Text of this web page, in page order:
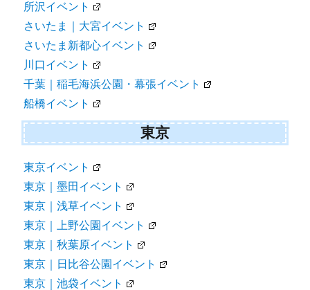
所沢イベント
さいたま｜大宮イベント
さいたま新都心イベント
川口イベント
千葉｜稲毛海浜公園・幕張イベント
船橋イベント
東京
東京イベント
東京｜墨田イベント
東京｜浅草イベント
東京｜上野公園イベント
東京｜秋葉原イベント
東京｜日比谷公園イベント
東京｜池袋イベント